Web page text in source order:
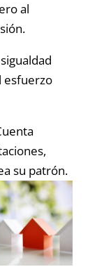
al
esfuerzo
su patrón.